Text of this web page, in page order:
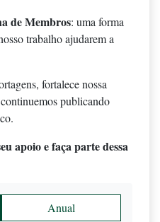
de Membros: uma forma
trabalho ajudarem a
fortalece nossa
publicando
apoio e faça parte dessa
Anual